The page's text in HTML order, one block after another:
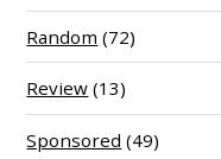
Random (72)
Review (13)
Sponsored (49)